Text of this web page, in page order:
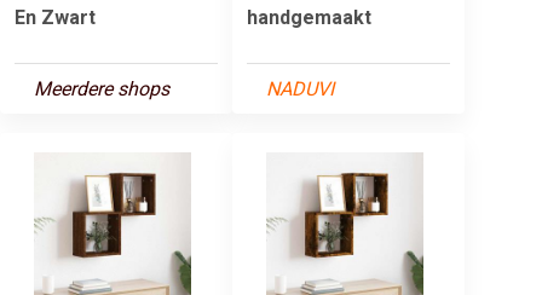
En Zwart
Meerdere shops
handgemaakt
NADUVI